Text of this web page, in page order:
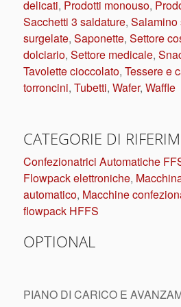
delicati, Prodotti monouso,
Sacchetti 3 saldature, Salamino
surgelate, Saponette, Settore
dolciario, Settore medicale,
Tavolette cioccolato, Tessere e
torroncini, Tubetti, Wafer, Waffle
CATEGORIE DI
Confezionatrici Automatiche
Flowpack elettroniche,
automatico, Macchine
flowpack HFFS
OPTIONAL
PIANO DI CARICO E